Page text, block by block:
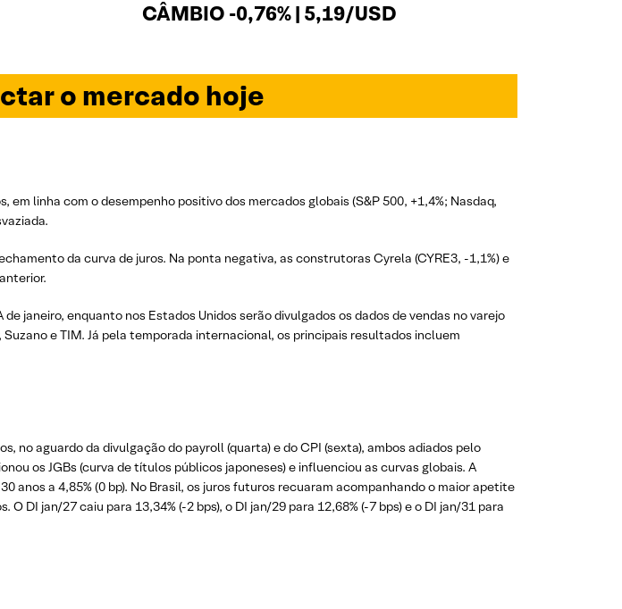
CÂMBIO -0,76% | 5,19/USD
o mercado hoje
linha com o desempenho positivo dos mercados globais (S&P 500, +1,4%; Nasdaq,
da curva de juros. Na ponta negativa, as construtoras Cyrela (CYRE3, -1,1%) e
janeiro, enquanto nos Estados Unidos serão divulgados os dados de vendas no varejo
e TIM. Já pela temporada internacional, os principais resultados incluem
no aguardo da divulgação do payroll (quarta) e do CPI (sexta), ambos adiados pelo
os JGBs (curva de títulos públicos japoneses) e influenciou as curvas globais. A
anos a 4,85% (0 bp). No Brasil, os juros futuros recuaram acompanhando o maior apetite
DI jan/27 caiu para 13,34% (-2 bps), o DI jan/29 para 12,68% (-7 bps) e o DI jan/31 para